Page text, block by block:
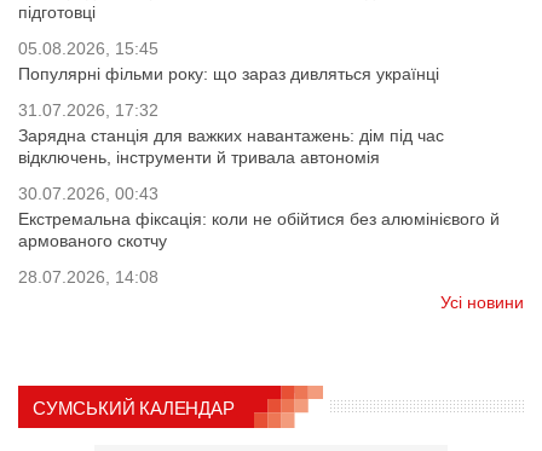
підготовці
05.08.2026, 15:45
Популярні фільми року: що зараз дивляться українці
31.07.2026, 17:32
Зарядна станція для важких навантажень: дім під час
відключень, інструменти й тривала автономія
30.07.2026, 00:43
Екстремальна фіксація: коли не обійтися без алюмінієвого й
армованого скотчу
28.07.2026, 14:08
Усі новини
СУМСЬКИЙ КАЛЕНДАР